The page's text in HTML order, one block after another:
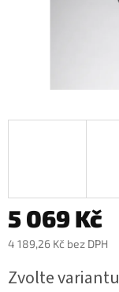
5 069 Kč
4 189,26 Kč bez DPH
cena:
Zvolte variantu